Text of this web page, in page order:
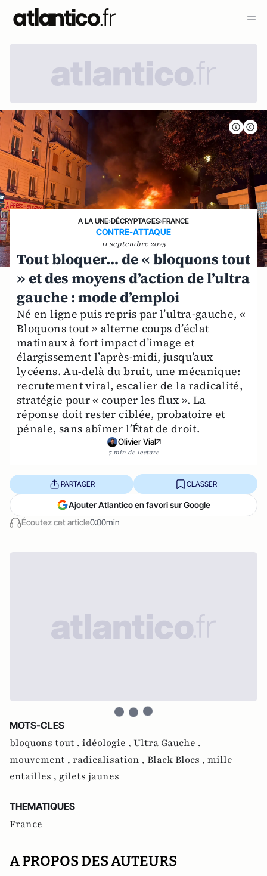
A LA UNE›DÉCRYPTAGES›FRANCE
CONTRE-ATTAQUE
11 septembre 2025
Tout bloquer… de « bloquons tout
» et des moyens d’action de l’ultra
gauche : mode d’emploi
Né en ligne puis repris par l’ultra-gauche, «
Bloquons tout » alterne coups d’éclat
matinaux à fort impact d’image et
élargissement l’après-midi, jusqu’aux
lycéens. Au-delà du bruit, une mécanique:
recrutement viral, escalier de la radicalité,
stratégie pour « couper les flux ». La
réponse doit rester ciblée, probatoire et
pénale, sans abîmer l’État de droit.
Olivier Vial
7 min de lecture
Écoutez cet article0:00min
PARTAGER CLASSER
Ajouter Atlantico en favori sur Google
MOTS-CLES
bloquons tout , idéologie , Ultra Gauche ,
mouvement , radicalisation , Black Blocs , mille
entailles , gilets jaunes
THEMATIQUES
France
A PROPOS DES AUTEURS